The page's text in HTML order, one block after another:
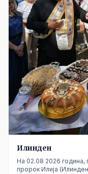
Илинден
На 02.08 2026 година,
пророк Илија